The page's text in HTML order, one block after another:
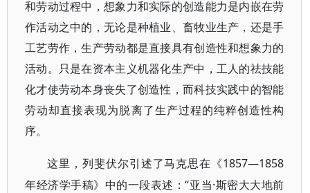
和劳动过程中，想象力和实际的创造能力是内嵌在劳
作活动之中的，无论是种植业、畜牧业生产，还是手
工艺劳作，生产劳动都是直接具有创造性和想象力的
活动。只是在资本主义机器化生产中，工人的祛技能
化才使劳动本身丧失了创造性，而科技实践中的智能
劳动却直接表现为脱离了生产过程的纯粹创造性构
序。
这里，列斐伏尔引述了马克思在《1857—1858
年经济学手稿》中的一段表述：“亚当·斯密大大地前